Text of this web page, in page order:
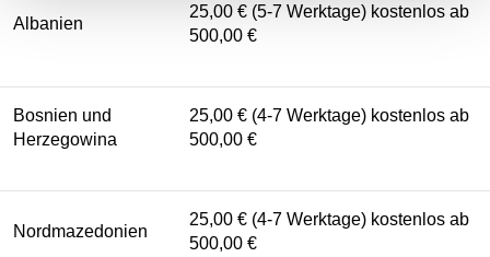
Albanien
25,00 € (5-7 Werktage) kostenlos ab
500,00 €
Bosnien und
Herzegowina
25,00 € (4-7 Werktage) kostenlos ab
500,00 €
Nordmazedonien
25,00 € (4-7 Werktage) kostenlos ab
500,00 €